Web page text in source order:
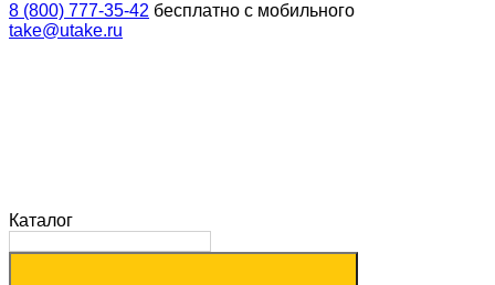
8 (800) 777-35-42 бесплатно с мобильного
take@utake.ru
Каталог